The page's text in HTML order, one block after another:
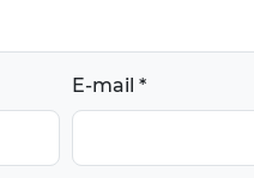
E-mail *